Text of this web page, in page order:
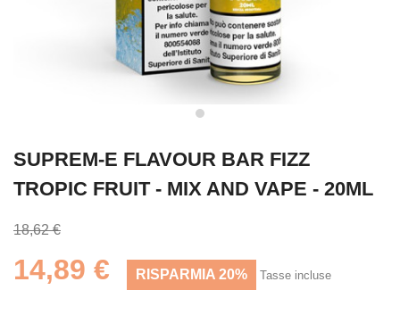
SUPREM-E FLAVOUR BAR FIZZ
TROPIC FRUIT - MIX AND VAPE - 20ML
18,62 €
14,89 € RISPARMIA 20% Tasse incluse